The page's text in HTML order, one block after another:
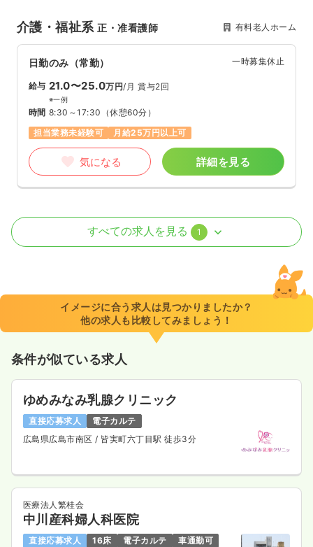
介護・福祉系正・准看護師 有料老人ホーム
日勤のみ（常勤） 一時募集休止
給与 21.0〜25.0万円/月 賞与2回
※一例
時間 8:30～17:30 （休憩60分）
担当業務未経験可
月給25万円以上可
気になる 詳細を見る
訪問看護 正看護師
8:30～17:30（休憩60分）
オンコールあり
月給28万円以上可
気になる
すべての求人を見る 1
イメージに合う求人は見つかりましたか？
他の求人も比較してみましょう！
条件が似ている求人
ゆめみなみ乳腺クリニック
直接応募求人
電子カルテ
広島県広島市南区/ 皆実町六丁目駅 徒歩3分
医療法人繁桂会
中川産科婦人科医院
直接応募求人 16床 電子カルテ
車通勤可